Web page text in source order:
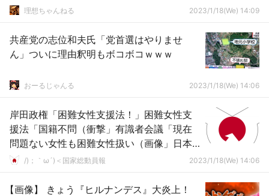
理想ちゃんねる 2023/1/18(We) 14:09
共産党の志位和夫氏「党首選はやりませ
ん」ついに理由釈明もボコボコｗｗｗ
おーるじゃんる 2023/1/18(We) 14:06
岸田政権「困難女性支援法！」困難女性支
援法「国籍不問（衝撃」有識者会議「現在
問題ない女性も困難女性扱い（画像」日本
「ﾊﾟﾌﾞﾘｯｸｺﾒﾝﾄ開始日が変更される！
/)；｀ω´)＜国家総動員報 2023/1/18(We) 14:06
【画像】 きょう『ヒルナンデス』大炎上！